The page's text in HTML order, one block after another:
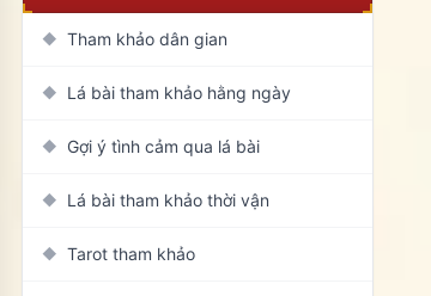
◆ Tham khảo dân gian
◆ Lá bài tham khảo hằng ngày
◆ Gợi ý tình cảm qua lá bài
◆ Lá bài tham khảo thời vận
◆ Tarot tham khảo